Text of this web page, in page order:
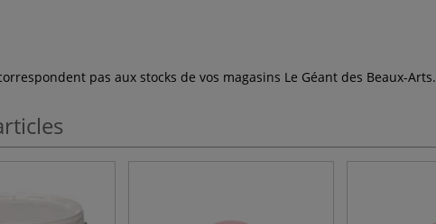
pas aux stocks de vos magasins Le Géant des Beaux-Arts.